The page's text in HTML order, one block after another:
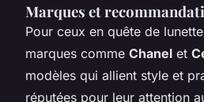
Marques et
Pour ceux en quête de
marques comme Chanel et
modèles qui allient style et
réputées pour leur attention